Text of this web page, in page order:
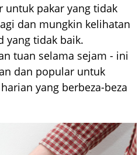
untuk pakar yang tidak
dan mungkin kelihatan
yang tidak baik.
tuan selama sejam - ini
dan popular untuk
yang berbeza-beza